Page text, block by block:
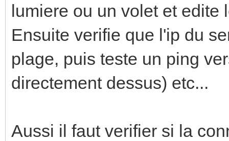
lumiere ou un volet et edite
Ensuite verifie que l'ip du
plage, puis teste un ping
directement dessus) etc...
Aussi il faut verifier si la